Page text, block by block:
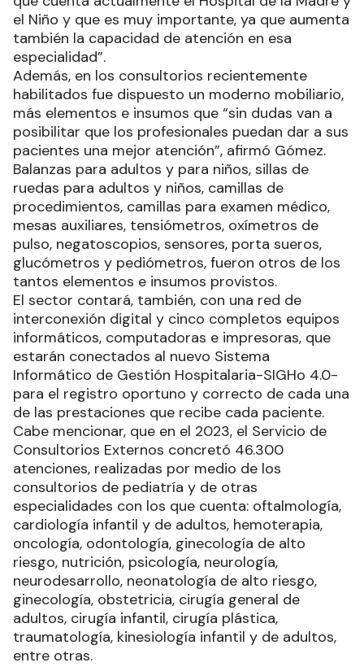
el Niño y que es muy importante, ya que aumenta
también la capacidad de atención en esa
especialidad”.
Además, en los consultorios recientemente
habilitados fue dispuesto un moderno mobiliario,
más elementos e insumos que “sin dudas van a
posibilitar que los profesionales puedan dar a sus
pacientes una mejor atención”, afirmó Gómez.
Balanzas para adultos y para niños, sillas de
ruedas para adultos y niños, camillas de
procedimientos, camillas para examen médico,
mesas auxiliares, tensiómetros, oxímetros de
pulso, negatoscopios, sensores, porta sueros,
glucómetros y pediómetros, fueron otros de los
tantos elementos e insumos provistos.
El sector contará, también, con una red de
interconexión digital y cinco completos equipos
informáticos, computadoras e impresoras, que
estarán conectados al nuevo Sistema
Informático de Gestión Hospitalaria-SIGHo 4.0-
para el registro oportuno y correcto de cada una
de las prestaciones que recibe cada paciente.
Cabe mencionar, que en el 2023, el Servicio de
Consultorios Externos concretó 46.300
atenciones, realizadas por medio de los
consultorios de pediatría y de otras
especialidades con los que cuenta: oftalmología,
cardiología infantil y de adultos, hemoterapia,
oncología, odontología, ginecología de alto
riesgo, nutrición, psicología, neurología,
neurodesarrollo, neonatología de alto riesgo,
ginecología, obstetricia, cirugía general de
adultos, cirugía infantil, cirugía plástica,
traumatología, kinesiología infantil y de adultos,
entre otras.